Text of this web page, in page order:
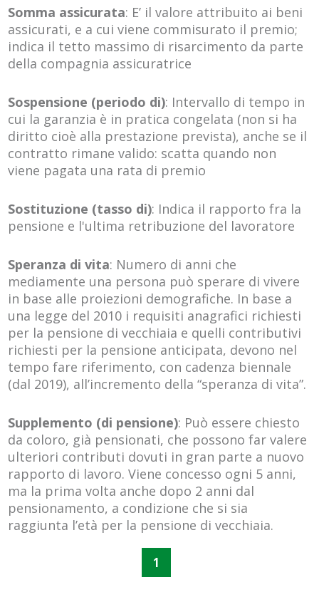
Somma assicurata: E’ il valore attribuito ai beni
assicurati, e a cui viene commisurato il premio;
indica il tetto massimo di risarcimento da parte
della compagnia assicuratrice
Sospensione (periodo di): Intervallo di tempo in
cui la garanzia è in pratica congelata (non si ha
diritto cioè alla prestazione prevista), anche se il
contratto rimane valido: scatta quando non
viene pagata una rata di premio
Sostituzione (tasso di): Indica il rapporto fra la
pensione e l'ultima retribuzione del lavoratore
Speranza di vita: Numero di anni che
mediamente una persona può sperare di vivere
in base alle proiezioni demografiche. In base a
una legge del 2010 i requisiti anagrafici richiesti
per la pensione di vecchiaia e quelli contributivi
richiesti per la pensione anticipata, devono nel
tempo fare riferimento, con cadenza biennale
(dal 2019), all’incremento della “speranza di vita”.
Supplemento (di pensione): Può essere chiesto
da coloro, già pensionati, che possono far valere
ulteriori contributi dovuti in gran parte a nuovo
rapporto di lavoro. Viene concesso ogni 5 anni,
ma la prima volta anche dopo 2 anni dal
pensionamento, a condizione che si sia
raggiunta l’età per la pensione di vecchiaia.
1